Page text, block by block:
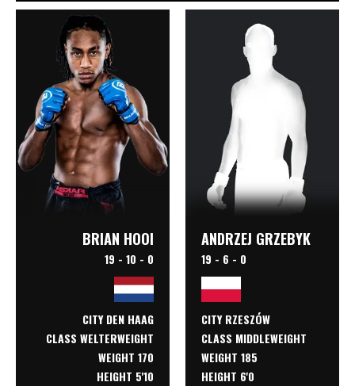
BRIAN HOOI
19 - 10 - 0
CITY DEN HAAG
CLASS WELTERWEIGHT
WEIGHT 170
HEIGHT 5'10
ANDRZEJ GRZEBYK
19 - 6 - 0
CITY RZESZÓW
CLASS MIDDLEWEIGHT
WEIGHT 185
HEIGHT 6'0